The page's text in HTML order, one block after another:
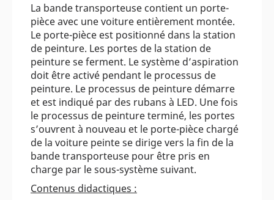
La bande transporteuse contient un porte-
pièce avec une voiture entièrement montée.
Le porte-pièce est positionné dans la station
de peinture. Les portes de la station de
peinture se ferment. Le système d’aspiration
doit être activé pendant le processus de
peinture. Le processus de peinture démarre
et est indiqué par des rubans à LED. Une fois
le processus de peinture terminé, les portes
s’ouvrent à nouveau et le porte-pièce chargé
de la voiture peinte se dirige vers la fin de la
bande transporteuse pour être pris en
charge par le sous-système suivant.
Contenus didactiques :